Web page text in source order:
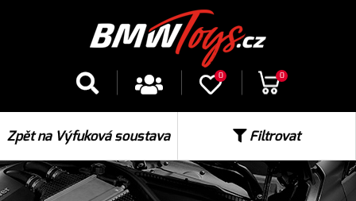
0 0
Zpět na Výfuková soustava Filtrovat